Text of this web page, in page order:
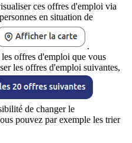
ces offres d'emploi via
en situation de
.
offres d'emploi que vous
les offres d'emploi suivantes,
de changer le
pouvez par exemple les trier